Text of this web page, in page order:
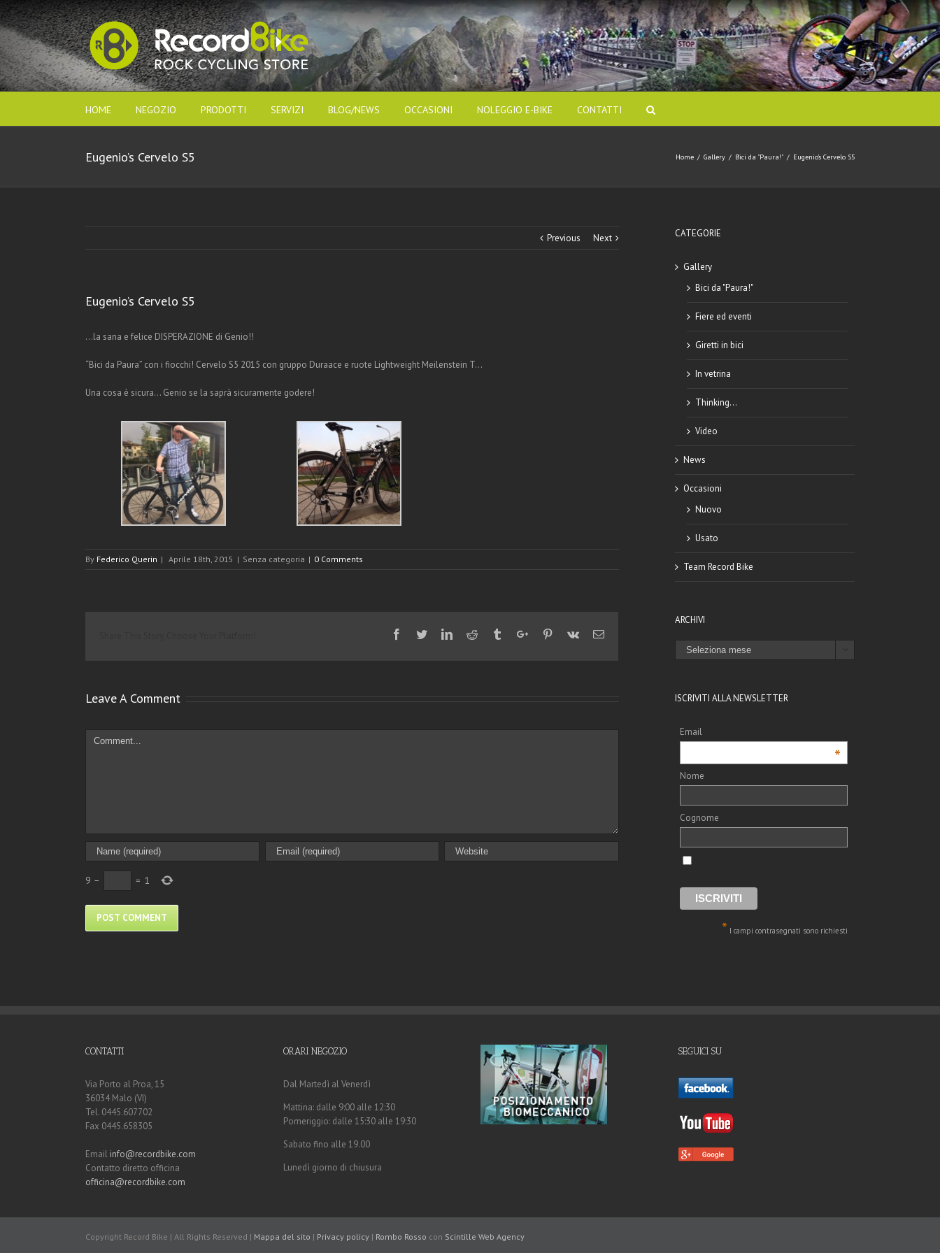
HOME NEGOZIO PRODOTTI SERVIZI BLOG/NEWS OCCASIONI NOLEGGIO E-BIKE CONTATTI
Eugenio’s Cervelo S5 Home / Gallery / Bici da "Paura!" / Eugenio’s Cervelo S5
Previous Next
Eugenio’s Cervelo S5
…la sana e felice DISPERAZIONE di Genio!!
“Bici da Paura” con i fiocchi! Cervelo S5 2015 con gruppo Duraace e ruote Lightweight Meilenstein T…
Una cosa è sicura… Genio se la saprà sicuramente godere!
By Federico Querin | Aprile 18th, 2015 | Senza categoria | 0 Comments
Facebook
TwitterLinkedinReddit TumblrGoogle+Pinterest
Vk Email
Leave A Comment
Comment
9 − = 1
CATEGORIE
Gallery
Bici da "Paura!"
Fiere ed eventi
Giretti in bici
In vetrina
Thinking…
Video
News
Occasioni
Nuovo
Usato
Team Record Bike
ARCHIVI
ARCHIVI
ISCRIVITI ALLA NEWSLETTER
Email
*
Nome
Cognome
* I campi contrasegnati sono richiesti
CONTATTI
Via Porto al Proa, 15
36034 Malo (VI)
Tel. 0445.607702
Fax 0445.658305
Email info@recordbike.com
Contatto diretto officina
officina@recordbike.com
ORARI NEGOZIO
Dal Martedì al Venerdì
Mattina: dalle 9:00 alle 12:30
Pomeriggio: dalle 15:30 alle 19:30
Sabato fino alle 19.00
Lunedì giorno di chiusura
SEGUICI SU
Copyright Record Bike | All Rights Reserved | Mappa del sito | Privacy policy | Rombo Rosso con Scintille Web Agency